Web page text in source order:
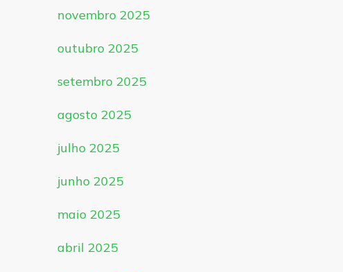
novembro 2025
outubro 2025
setembro 2025
agosto 2025
julho 2025
junho 2025
maio 2025
abril 2025